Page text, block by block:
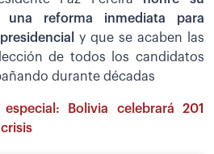
una reforma inmediata para
y que se acaben las
de todos los candidatos
durante décadas
especial: Bolivia celebrará 201